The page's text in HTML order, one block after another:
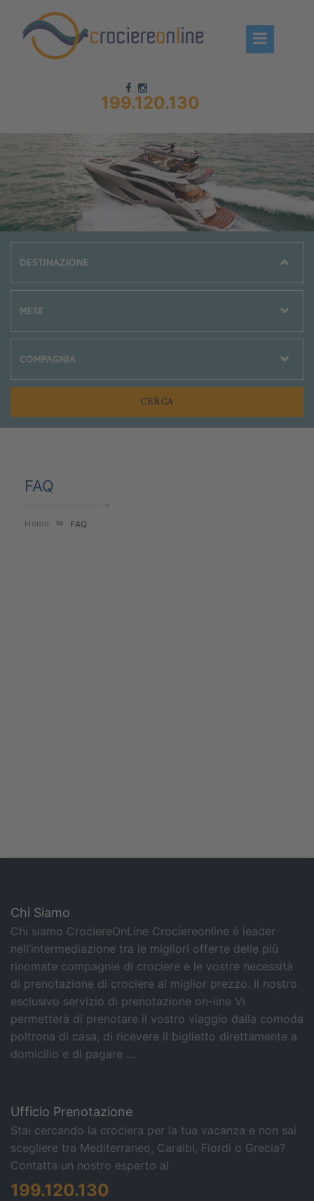
199.120.130
Chi siamo – CrociereOnLine
Destinazioni Crociere
Prenota crociere
News
FAQ
Home FAQ
Chi Siamo
Chi siamo CrociereOnLine Crociereonline è leader
nell’intermediazione tra le migliori offerte delle più
rinomate compagnie di crociere e le vostre necessità
di prenotazione di crociere al miglior prezzo. Il nostro
esclusivo servizio di prenotazione on-line Vi
permetterà di prenotare il vostro viaggio dalla comoda
poltrona di casa, di ricevere il biglietto direttamente a
domicilio e di pagare …
Ufficio Prenotazione
Stai cercando la crociera per la tua vacanza e non sai
scegliere tra Mediterraneo, Caraibi, Fiordi o Grecia?
Contatta un nostro esperto al
199.120.130